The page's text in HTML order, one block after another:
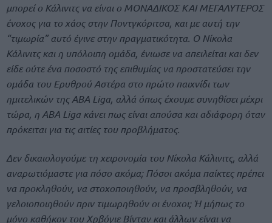
μπορεί ο Κάλινιτς να είναι ο ΜΟΝΑΔΙΚΟΣ ΚΑΙ ΜΕΓΑΛΥΤΕΡΟΣ
ένοχος για το χάος στην Ποντγκόριτσα, και με αυτή την
“τιμωρία” αυτό έγινε στην πραγματικότητα. Ο Νίκολα
Κάλινιτς και η υπόλοιπη ομάδα, ένιωσε να απειλείται και δεν
είδε ούτε ένα ποσοστό της επιθυμίας να προστατεύσει την
ομάδα του Ερυθρού Αστέρα στο πρώτο παιχνίδι των
ημιτελικών της ABA Liga, αλλά όπως έχουμε συνηθίσει μέχρι
τώρα, η ABA Liga κάνει πως είναι απούσα και αδιάφορη όταν
πρόκειται για τις αιτίες του προβλήματος.
Δεν δικαιολογούμε τη χειρονομία του Νίκολα Κάλινιτς, αλλά
αναρωτιόμαστε για πόσο ακόμα; Πόσοι ακόμα παίκτες πρέπει
να προκληθούν, να στοχοποιηθούν, να προσβληθούν, να
γελοιοποιηθούν πριν τιμωρηθούν οι ένοχοι; Ή μήπως το
μόνο καθήκον του Χρβόγιε Βίνταν και άλλων είναι να